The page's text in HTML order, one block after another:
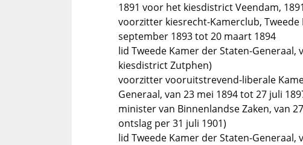
1891 voor het kiesdistrict Veendam,
voorzitter kiesrecht-Kamerclub,
september 1893 tot 20 maart 1894
lid Tweede Kamer der Staten-
kiesdistrict Zutphen)
voorzitter vooruitstrevend-liberale
Generaal, van 23 mei 1894 tot 27 juli
minister van Binnenlandse Zaken, van
ontslag per 31 juli 1901)
lid Tweede Kamer der Staten-